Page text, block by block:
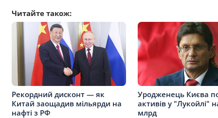
Читайте також:
Рекордний дисконт — як
Китай заощадив мільярди на
нафті з РФ
Уродженець Києва
активів у "Лукойлі"
млрд